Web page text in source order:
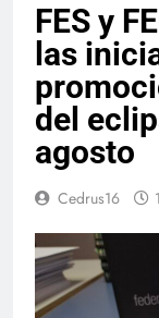
FES y
las
del
agosto
Cedrus16